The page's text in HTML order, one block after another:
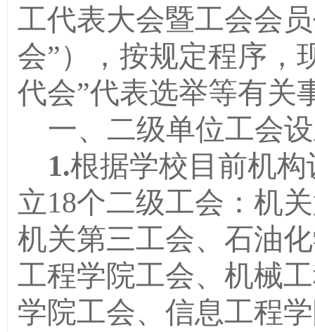
工代表大会暨工会会
会”）
，按规定程序
代会”代表选举等有关
一、二级单位工会
1.根据学校目前机
立18个二级工会：机
机关第三工会、石油
工程学院工会、机械
学院工会、信息工程